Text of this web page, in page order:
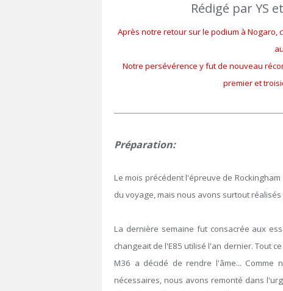
Rédigé par YS
Après notre retour sur le podium à
Notre persévérence y fut de nouveau
premier et
Préparation:
Le mois précédent l'épreuve de
du voyage, mais nous avons surtout
La dernière semaine fut consacrée aux
changeait de l'E85 utilisé l'an dernier. Tout
M36 a décidé de rendre l'âme... Comme
nécessaires, nous avons remonté dans